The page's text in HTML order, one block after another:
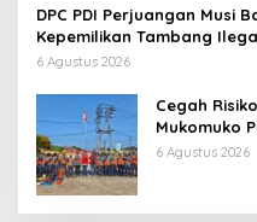
di Kawasan Pesisir
DPC PDI Perjuangan Musi
Kepemilikan Tambang
6 Agustus 2026
Cegah
Mukomuko
Petugas
6 Agustus 2026